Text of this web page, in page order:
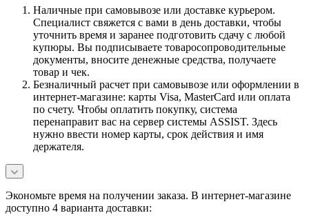
Наличные при самовывозе или доставке курьером.
Специалист свяжется с вами в день доставки, чтобы
уточнить время и заранее подготовить сдачу с любой
купюры. Вы подписываете товаросопроводительные
документы, вносите денежные средства, получаете
товар и чек.
Безналичный расчет при самовывозе или оформлении в
интернет-магазине: карты Visa, MasterCard или оплата
по счету. Чтобы оплатить покупку, система
перенаправит вас на сервер системы ASSIST. Здесь
нужно ввести номер карты, срок действия и имя
держателя.
Экономьте время на получении заказа. В интернет-магазине
доступно 4 варианта доставки: